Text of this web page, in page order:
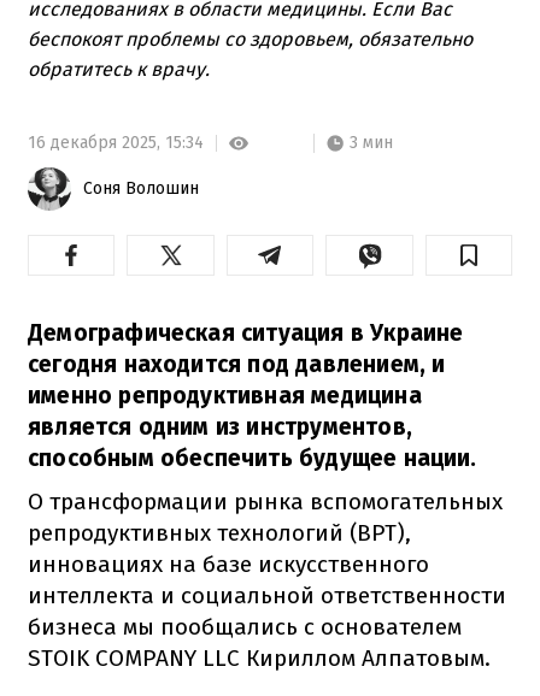
исследованиях в области медицины. Если Вас
беспокоят проблемы со здоровьем, обязательно
обратитесь к врачу.
16 декабря 2025, 15:34 3 мин
Соня Волошин
Демографическая ситуация в Украине
сегодня находится под давлением, и
именно репродуктивная медицина
является одним из инструментов,
способным обеспечить будущее нации.
О трансформации рынка вспомогательных
репродуктивных технологий (ВРТ),
инновациях на базе искусственного
интеллекта и социальной ответственности
бизнеса мы пообщались с основателем
STOIK COMPANY LLC Кириллом Алпатовым.